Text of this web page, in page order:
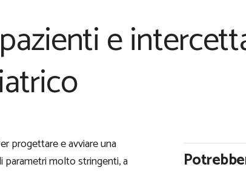
e
progettare e avviare una
parametri molto stringenti, a